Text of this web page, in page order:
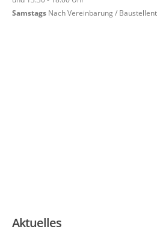
Samstags Nach Vereinbarung /
Aktuelles